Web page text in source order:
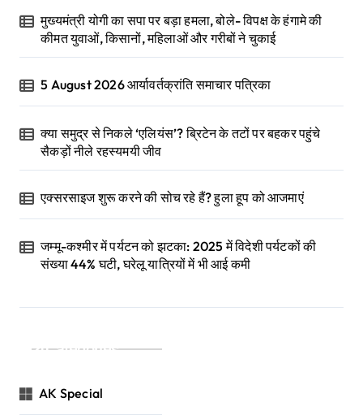
मुख्यमंत्री योगी का सपा पर बड़ा हमला, बोले- विपक्ष के हंगामे की
कीमत युवाओं, किसानों, महिलाओं और गरीबों ने चुकाई
5 August 2026 आर्यावर्तक्रांति समाचार पत्रिका
क्या समुद्र से निकले ‘एलियंस’? ब्रिटेन के तटों पर बहकर पहुंचे
सैकड़ों नीले रहस्यमयी जीव
एक्सरसाइज शुरू करने की सोच रहे हैं? हुला हूप को आजमाएं
जम्मू-कश्मीर में पर्यटन को झटका: 2025 में विदेशी पर्यटकों की
संख्या 44% घटी, घरेलू यात्रियों में भी आई कमी
Categories
AK Special